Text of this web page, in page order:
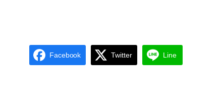
Facebook Twitter Line